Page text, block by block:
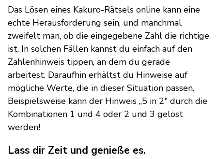
Das Lösen eines Kakuro-Rätsels online kann eine
echte Herausforderung sein, und manchmal
zweifelt man, ob die eingegebene Zahl die richtige
ist. In solchen Fällen kannst du einfach auf den
Zahlenhinweis tippen, an dem du gerade
arbeitest. Daraufhin erhältst du Hinweise auf
mögliche Werte, die in dieser Situation passen.
Beispielsweise kann der Hinweis „5 in 2" durch die
Kombinationen 1 und 4 oder 2 und 3 gelöst
werden!
Lass dir Zeit und genieße es.